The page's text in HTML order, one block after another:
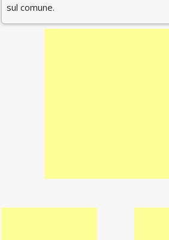
sul comune.